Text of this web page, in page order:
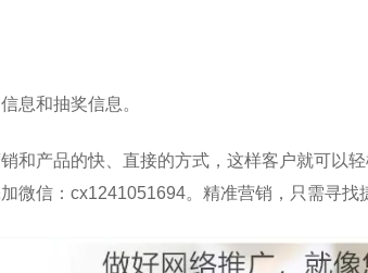
息和抽奖信息。
和产品的快、直接的方式，这样客户就可以
微信：cx1241051694。精准营销，只需寻找